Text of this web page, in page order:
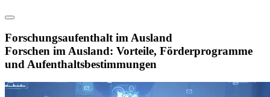
Forschungsaufenthalt im Ausland
Forschen im Ausland: Vorteile, Förderprogramme
und Aufenthaltsbestimmungen